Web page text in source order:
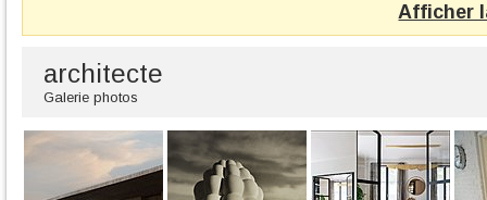
Afficher
architecte
Galerie photos